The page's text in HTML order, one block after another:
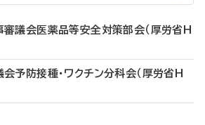
議会医薬品等安全対策部会（厚労省H
予防接種・ワクチン分科会（厚労省H